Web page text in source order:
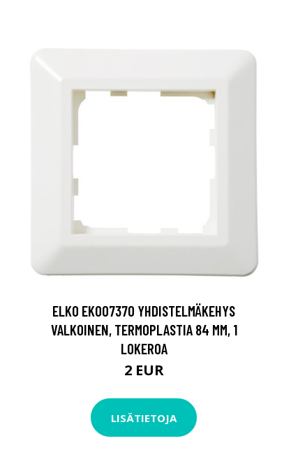
ELKO EKO07370 YHDISTELMÄKEHYS
VALKOINEN, TERMOPLASTIA 84 MM, 1
LOKEROA
2 EUR
LISÄTIETOJA